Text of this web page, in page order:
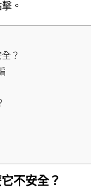
。
？
不安全？